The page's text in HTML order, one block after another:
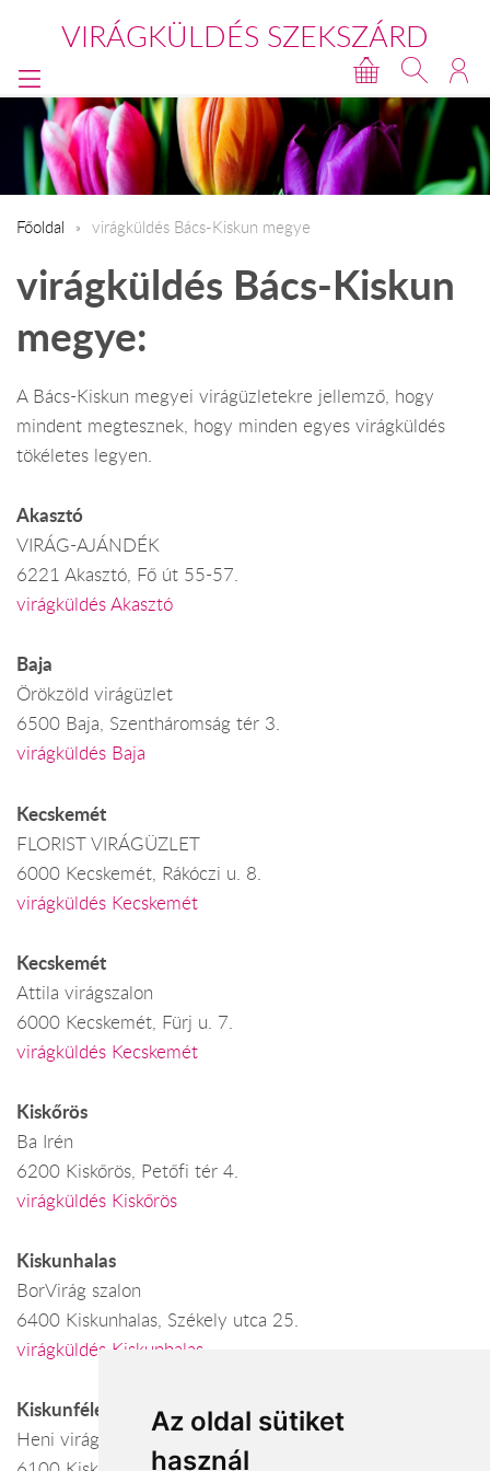
Az oldal sütiket
használ
VIRÁGKÜLDÉS SZEKSZÁRD
Főoldal virágküldés Bács-Kiskun megye
virágküldés Bács-Kiskun
megye:
A Bács-Kiskun megyei virágüzletekre jellemző, hogy
mindent megtesznek, hogy minden egyes virágküldés
tökéletes legyen.
Akasztó
VIRÁG-AJÁNDÉK
6221 Akasztó, Fő út 55-57.
virágküldés Akasztó
Baja
Örökzöld virágüzlet
6500 Baja, Szentháromság tér 3.
virágküldés Baja
Kecskemét
FLORIST VIRÁGÜZLET
6000 Kecskemét, Rákóczi u. 8.
virágküldés Kecskemét
Kecskemét
Attila virágszalon
6000 Kecskemét, Fürj u. 7.
virágküldés Kecskemét
Kiskőrös
Ba Irén
6200 Kiskőrös, Petőfi tér 4.
virágküldés Kiskőrös
Kiskunhalas
BorVirág szalon
6400 Kiskunhalas, Székely utca 25.
virágküldés Kiskunhalas
Kiskunfélegyháza
Heni virágszalon Kiskunfélegyháza TESCO